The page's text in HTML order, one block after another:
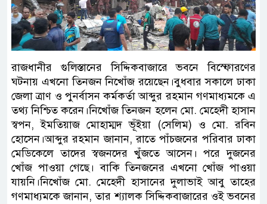
রাজধানীর গুলিস্তানের সিদ্দিকবাজারে ভবনে বিস্ফোরণের
ঘটনায় এখনো তিনজন নিখোঁজ রয়েছেন।বুধবার সকালে ঢাকা
জেলা ত্রাণ ও পুনর্বাসন কর্মকর্তা আব্দুর রহমান গণমাধ্যমকে এ
তথ্য নিশ্চিত করেন।নিখোঁজ তিনজন হলেন মো. মেহেদী হাসান
স্বপন, ইমতিয়াজ মোহাম্মদ ভূঁইয়া (সেলিম) ও মো. রবিন
হোসেন।আব্দুর রহমান জানান, রাতে পাঁচজনের পরিবার ঢাকা
মেডিকেলে তাদের স্বজনদের খুঁজতে আসেন। পরে দুজনের
খোঁজ পাওয়া গেছে। বাকি তিনজনের এখনো খোঁজ পাওয়া
যায়নি।নিখোঁজ মো. মেহেদী হাসানের দুলাভাই আবু তাহের
গণমাধ্যমকে জানান, তার শ্যালক সিদ্দিকবাজারের ওই ভবনের